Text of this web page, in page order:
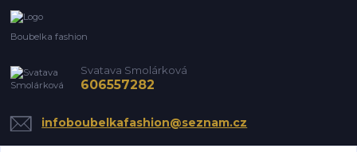
Boubelka fashion
Svatava Smolárková
606557282
infoboubelkafashion@seznam.cz